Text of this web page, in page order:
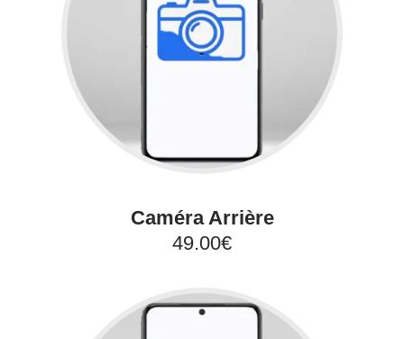
Caméra Arrière
49.00€